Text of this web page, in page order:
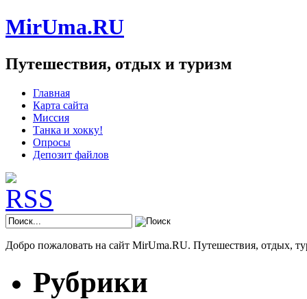
MirUma.RU
Путешествия, отдых и туризм
Главная
Карта сайта
Миссия
Танка и хокку!
Опросы
Депозит файлов
Добро пожаловать на сайт MirUma.RU. Путешествия, отдых,
Рубрики